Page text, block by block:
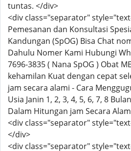
tuntas. </div>
<div class="separator"
Pemesanan dan Konsultasi
Kandungan (SpOG) Bisa Chat
Dahulu Nomer Kami Hubungi
7696-3835 ( Nana SpOG ) Obat
kehamilan Kuat dengan cepat
jam secara alami - Cara
Usia Janin 1, 2, 3, 4, 5, 6, 7, 8
Dalam Hitungan jam Secara
<div class="separator"
</div>
<div class="separator"